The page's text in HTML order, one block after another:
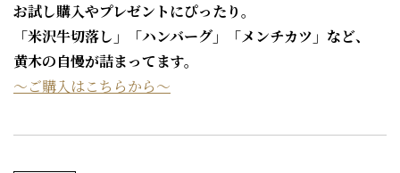
お試し購入やプレゼントにぴったり。
「米沢牛切落し」「ハンバーグ」「メンチカツ」など、
黄木の自慢が詰まってます。
～ご購入はこちらから～